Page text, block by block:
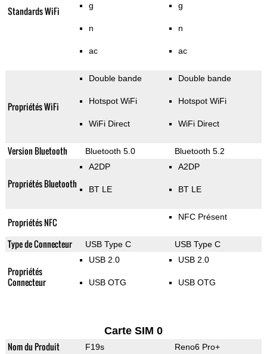
Standards WiFi g
n
ac
g
n
ac
Propriétés WiFi
Double bande
Hotspot WiFi
WiFi Direct
Double bande
Hotspot WiFi
WiFi Direct
Version Bluetooth Bluetooth 5.0 Bluetooth 5.2
Propriétés Bluetooth
A2DP
BT LE
A2DP
BT LE
Propriétés NFC NFC Présent
Type de Connecteur USB Type C USB Type C
Propriétés
Connecteur
USB 2.0
USB OTG
USB 2.0
USB OTG
Carte SIM 0
Nom du Produit F19s Reno6 Pro+